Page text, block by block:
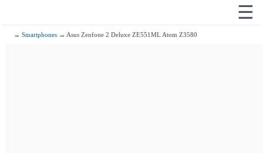
☰
→Smartphones → Asus Zenfone 2 Deluxe ZE551ML Atom Z3580